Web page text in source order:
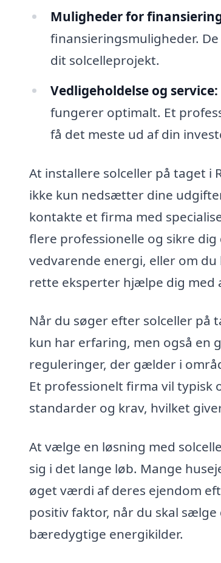
Muligheder for
finansieringsmuligheder.
dit solcelleprojekt.
Vedligeholdelse og service:
fungerer optimalt. Et
få det meste ud af din
At installere solceller på taget i
ikke kun nedsætter dine
kontakte et firma med
flere professionelle og sikre
vedvarende energi, eller om
rette eksperter hjælpe dig med
Når du søger efter solceller på
kun har erfaring, men også en
reguleringer, der gælder i
Et professionelt firma vil typisk
standarder og krav, hvilket
At vælge en løsning med
sig i det lange løb. Mange
øget værdi af deres ejendom
positiv faktor, når du skal
bæredygtige energikilder.